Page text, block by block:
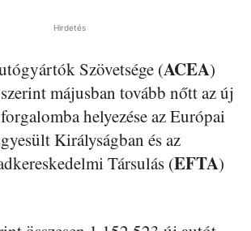
Hirdetés
Szövetsége (ACEA)
májusban tovább nőtt az új
helyezése az Európai
Királyságban és az
Társulás (EFTA)